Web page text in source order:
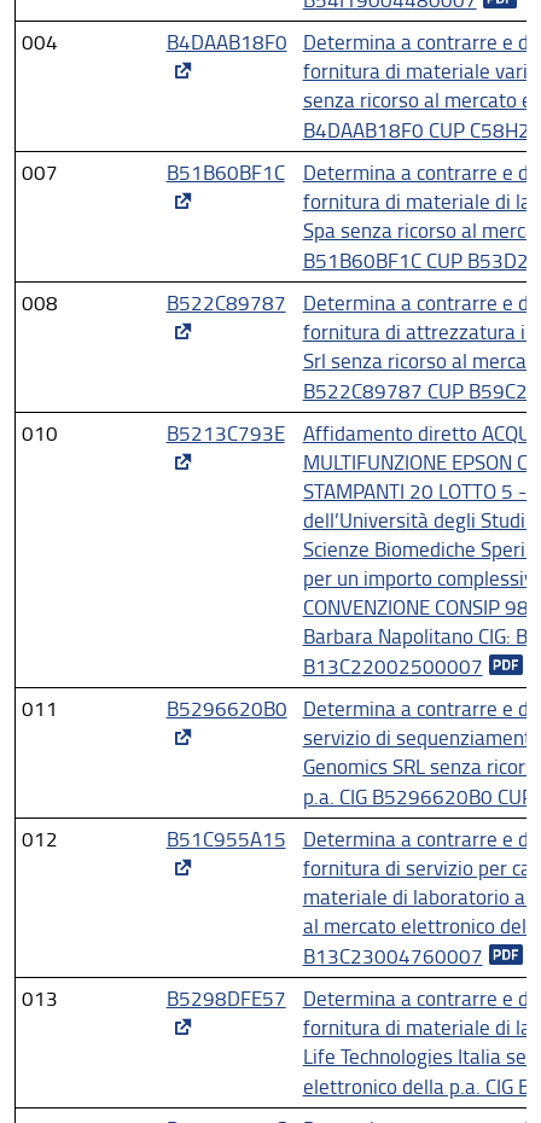
004
B4DAAB18F0
Determina a contrarre e
fornitura di materiale vario
senza ricorso al mercato
B4DAAB18F0 CUP
007
B51B60BF1C
Determina a contrarre e
fornitura di materiale di
Spa senza ricorso al
B51B60BF1C CUP
008
B522C89787
Determina a contrarre e
fornitura di attrezzatura
Srl senza ricorso al
B522C89787 CUP
010
B5213C793E
Affidamento diretto
MULTIFUNZIONE EPSON
STAMPANTI 20 LOTTO 5 -
dell’Università degli Studi
Scienze Biomediche
per un importo
CONVENZIONE CONSIP
Barbara Napolitano CIG:
B13C22002500007
011
B5296620B0
Determina a contrarre e
servizio di
Genomics SRL senza
p.a. CIG B5296620B0
012
B51C955A15
Determina a contrarre e
fornitura di servizio per
materiale di laboratorio
al mercato elettronico
B13C23004760007
013
B5298DFE57
Determina a contrarre e
fornitura di materiale di
Life Technologies Italia
elettronico della p.a. CIG